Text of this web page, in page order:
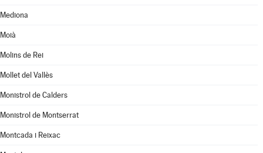
Mediona
Moià
Molins de Rei
Mollet del Vallès
Monistrol de Calders
Monistrol de Montserrat
Montcada i Reixac